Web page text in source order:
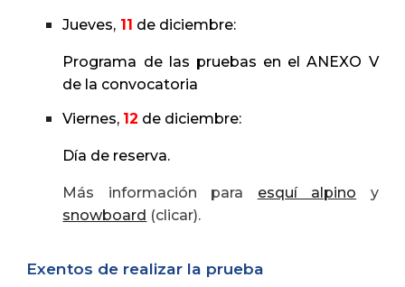
Jueves, 11 de diciembre:
Programa de las pruebas en el ANEXO V
de la convocatoria
Viernes, 12 de diciembre:
Día de reserva.
Más información para esquí alpino y
snowboard (clicar).
Exentos de realizar la prueba